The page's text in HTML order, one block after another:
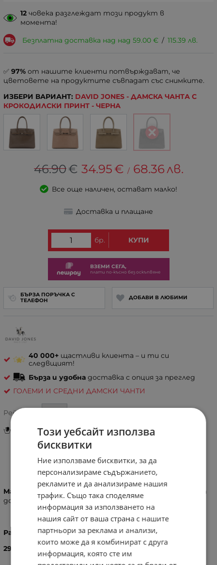
12 човека разглеждат този продукт в
момента!
Безплатна доставка над над 59.00 € / 115.39 лв.
✅ 97% от нашите клиенти потвърждават, че
цветовете на продуктите съвпадат със снимките.
ИЗБЕРИ ВАРИАНТ: DAVID JONES - ДАМСКА ЧАНТА С
КРОКОДИЛСКИ ПРИНТ - ЧЕРНА
46.90€ 34.95€ / 68.36лв.
Все още наличен, остават малко!
Доставка и плащане
Инструкции за грижа и поддръжка
бр. КУПИ
ВЗЕМИ СЕГА,
плати по-късно без оскъпвяне
БЪРЗА ПОРЪЧКА С
ТЕЛЕФОН
ДОБАВИ В ЛЮБИМИ
40 000+ щастливи клиента – и ти си
следвщият!
Бърза и удобна доставка с опция за преглед
ГОЛЕМИ И СРЕДНИ ДАМСКИ ЧАНТИ
Рейтинг:
Информация
Материал:
Висок клас еко кожа, изключително мека на
допир
Размери:
29
11 см
Този уебсайт използва
бисквитки
Ние използваме бисквитки, за да
персонализираме съдържанието,
рекламите и да анализираме нашия
трафик. Също така споделяме
информация за използването на
нашия сайт от ваша страна с нашите
партньори за реклама и анализи,
които може да я комбинират с друга
информация, която сте им